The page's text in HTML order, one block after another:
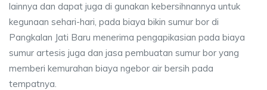
lainnya dan dapat juga di gunakan kebersihnannya untuk
kegunaan sehari-hari, pada biaya bikin sumur bor di
Pangkalan Jati Baru menerima pengapikasian pada biaya
sumur artesis juga dan jasa pembuatan sumur bor yang
memberi kemurahan biaya ngebor air bersih pada
tempatnya.